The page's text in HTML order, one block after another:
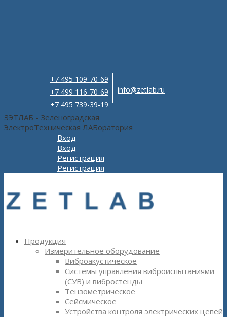
+7 495 109-70-69
+7 499 116-70-69
+7 495 739-39-19
info@zetlab.ru
ЗЭТЛАБ - Зеленоградская
ЭлектроТехническая ЛАБоратория
Вход
Вход
Регистрация
Регистрация
Продукция
Измерительное оборудование
Виброакустическое
Системы управления виброиспытаниями
(СУВ) и вибростенды
Тензометрическое
Сейсмическое
Устройства контроля электрических цепей